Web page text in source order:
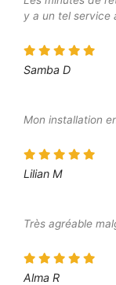
y a un tel service
Samba D
Mon installation
Lilian M
Très agréable
Alma R